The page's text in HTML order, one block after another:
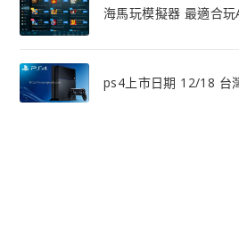
海馬玩模擬器 最適合
ps4上市日期 12/18 台